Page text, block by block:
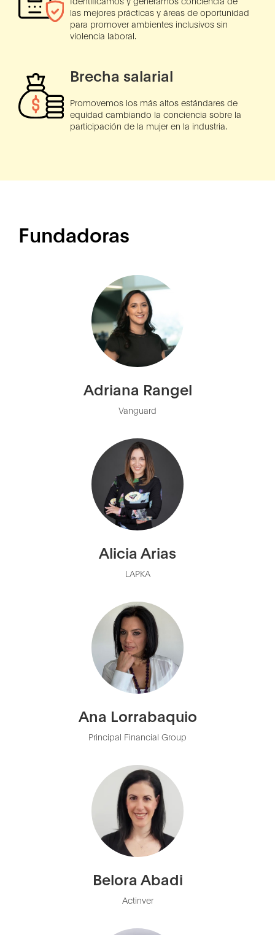
las mejores prácticas y áreas de oportunidad
para promover ambientes inclusivos sin
violencia laboral.
Brecha salarial
Promovemos los más altos estándares de
equidad cambiando la conciencia sobre la
participación de la mujer en la industria.
Fundadoras
Adriana Rangel
Vanguard
Alicia Arias
LAPKA
Ana Lorrabaquio
Principal Financial Group
Belora Abadi
Actinver